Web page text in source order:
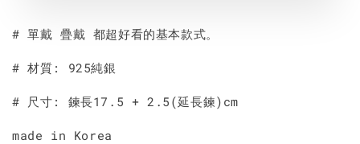
# 單戴 疊戴 都超好看的基本款式。
# 材質: 925純銀
# 尺寸: 鍊長17.5 + 2.5(延長鍊)cm
made in Korea